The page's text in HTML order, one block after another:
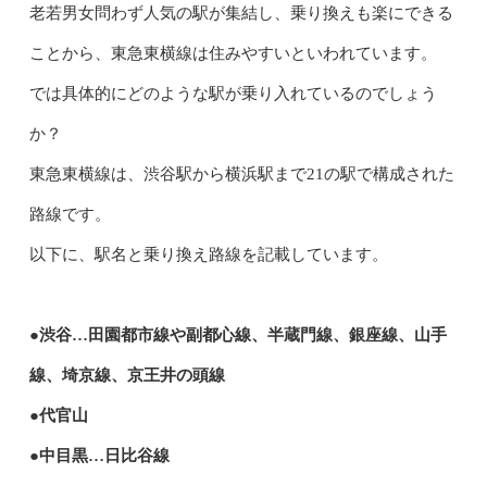
老若男女問わず人気の駅が集結し、乗り換えも楽にできる
ことから、東急東横線は住みやすいといわれています。
では具体的にどのような駅が乗り入れているのでしょう
か？
東急東横線は、渋谷駅から横浜駅まで21の駅で構成された
路線です。
以下に、駅名と乗り換え路線を記載しています。
●渋谷…田園都市線や副都心線、半蔵門線、銀座線、山手
線、埼京線、京王井の頭線
●代官山
●中目黒…日比谷線